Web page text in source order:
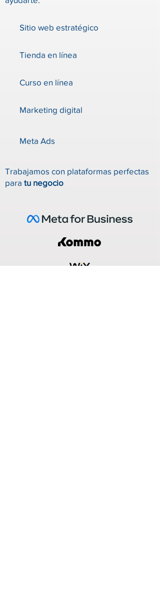
Sitio web estratégico
Tienda en línea
Curso en línea
Marketing digital
Meta Ads
Trabajamos con plataformas perfectas
para tu negocio